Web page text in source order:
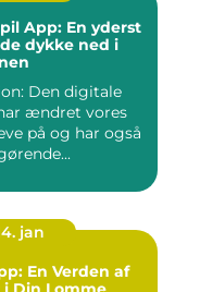
App: En yderst
dykke ned i
ændret vores
på og har også
jan
En Verden af